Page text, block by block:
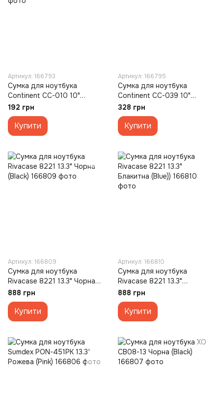
Артикул: 166793
Сумка для ноутбука
Continent CC-010 10"
Чорна (Black Caviar)
192 грн
Купити
Артикул: 166795
Сумка для ноутбука
Continent CC-039 10"
Чорна (Black)
328 грн
Купити
Артикул: 166809
Сумка для ноутбука
Rivacase 8221 13.3" Чорна
(Black)
888 грн
Купити
Артикул: 166810
Сумка для ноутбука
Rivacase 8221 13.3"
Блакитна (Blue))
888 грн
Купити